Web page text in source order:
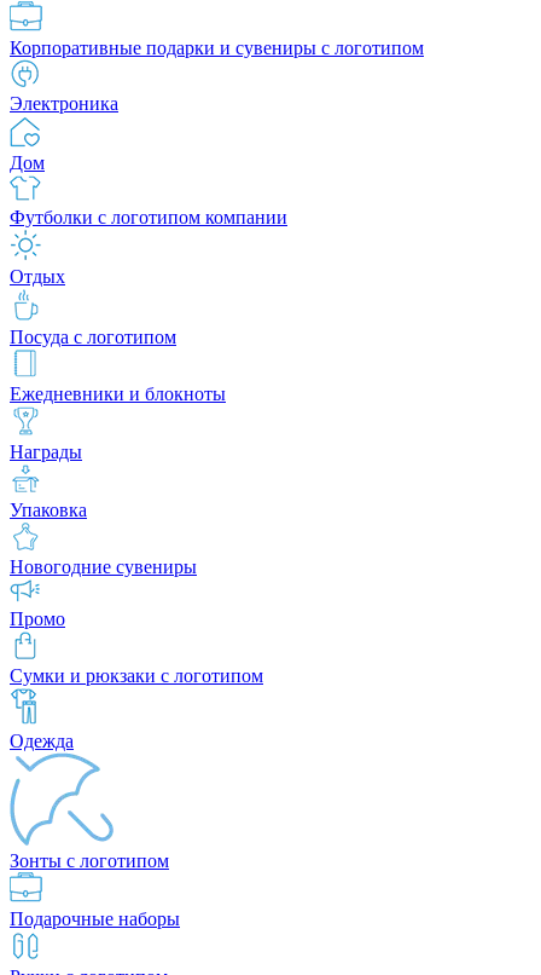
Корпоративные подарки и сувениры с логотипом
Электроника
Дом
Футболки с логотипом компании
Отдых
Посуда с логотипом
Ежедневники и блокноты
Награды
Упаковка
Новогодние сувениры
Промо
Сумки и рюкзаки с логотипом
Одежда
Зонты с логотипом
Подарочные наборы